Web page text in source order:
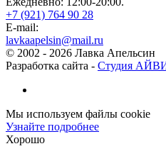
+7 (921) 764 90 28
E-mail:
lavkaapelsin@mail.ru
© 2002 - 2026 Лавка Апельсин
Разработка сайта - Студия
Мы используем файлы cookie
Узнайте подробнее
Хорошо